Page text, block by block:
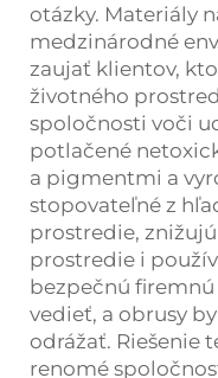
otázky. Materiály
medzinárodné
zaujať klientov,
životného
spoločnosti voči
potlačené
a pigmentmi a
stopovateľné z
prostredie,
prostredie i
bezpečnú
vedieť, a obrusy
odrážať. Riešenie
renomé